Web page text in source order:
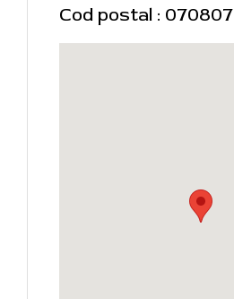
Cod postal : 070807